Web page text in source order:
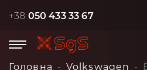
+38 050 433 33 67
Головна Volkswagen